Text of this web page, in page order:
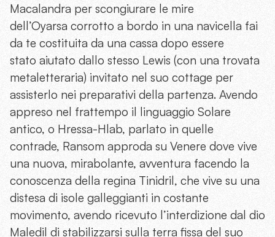
Macalandra per scongiurare le mire
dell’Oyarsa corrotto a bordo in una navicella fai
da te costituita da una cassa dopo essere
stato aiutato dallo stesso Lewis (con una trovata
metaletteraria) invitato nel suo cottage per
assisterlo nei preparativi della partenza. Avendo
appreso nel frattempo il linguaggio Solare
antico, o Hressa-Hlab, parlato in quelle
contrade, Ransom approda su Venere dove vive
una nuova, mirabolante, avventura facendo la
conoscenza della regina Tinidril, che vive su una
distesa di isole galleggianti in costante
movimento, avendo ricevuto l’interdizione dal dio
Maledil di stabilizzarsi sulla terra fissa del suo